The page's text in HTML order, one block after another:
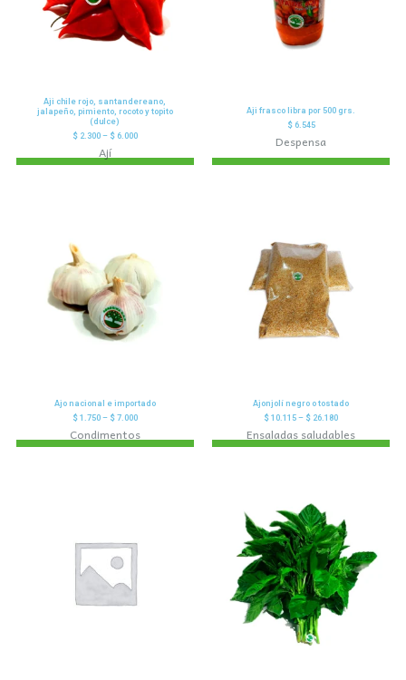
Aji chile rojo, santandereano,
jalapeño, pimiento, rocoto y topito
(dulce)
$2.300– $6.000
Ají
Aji frasco libra por 500 grs.
$6.545
Despensa
Ajo nacional e importado
$1.750– $7.000
Condimentos
Ajonjolí negro o tostado
$ 10.115 – $ 26.180
Ensaladas saludables